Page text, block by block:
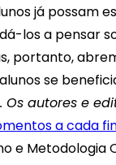
já possam
los a pensar
portanto,
se
autores e
a cada
e Metodologia